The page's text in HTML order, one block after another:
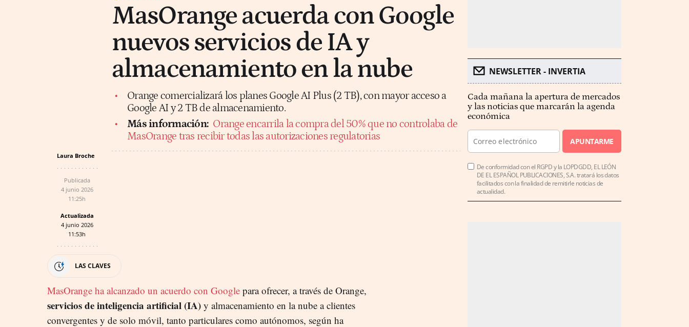
MasOrange acuerda con Google
nuevos servicios de IA y
almacenamiento en la nube
Orange comercializará los planes Google AI Plus (2 TB), con mayor acceso a
Google AI y 2 TB de almacenamiento.
Más información: Orange encarrila la compra del 50% que no controlaba de
MasOrange tras recibir todas las autorizaciones regulatorias
Laura Broche
Publicada
4 junio 2026
11:25h
Actualizada
4 junio 2026
11:53h
LAS CLAVES
MasOrange ha alcanzado un acuerdo con Google para ofrecer, a través de Orange,
servicios de inteligencia artificial (IA) y almacenamiento en la nube a clientes
convergentes y de solo móvil, tanto particulares como autónomos, según ha
NEWSLETTER - INVERTIA
Cada mañana la apertura de mercados
y las noticias que marcarán la agenda
económica
APUNTARME
De conformidad con el RGPD y la LOPDGDD, EL LEÓN
DE EL ESPAÑOL PUBLICACIONES, S.A. tratará los datos
facilitados con la finalidad de remitirle noticias de
actualidad.